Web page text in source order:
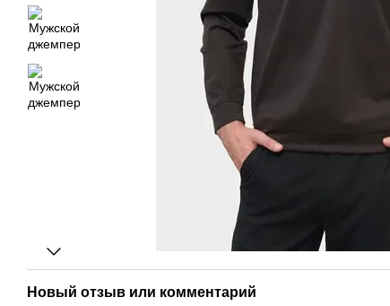
Новый отзыв или комментарий